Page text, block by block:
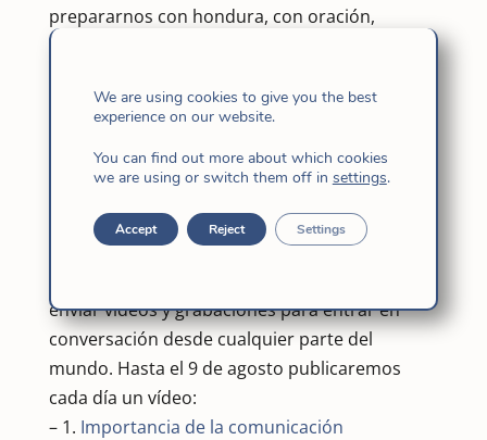
prepararnos con hondura, con oración,
reflexión y festejo. Para esto daremos la
Inez Furtado fi, que reflexiona con todas las
Precisamente Pilar de la Puerta fi publicó en
nuestra web internacional el artículo titulado
“La comunicación, modo de ser de Dios y de
sus hijas”. A raíz de esta reflexión, Maria Inez
enviar vídeos y grabaciones para entrar en
conversación desde cualquier parte del
mundo. Hasta el 9 de agosto publicaremos
cada día un vídeo:
– 1. Importancia de la comunicación
We are using cookies to give you the best
experience on our website.
You can find out more about which cookies
we are using or switch them off in settings.
Accept Reject Settings